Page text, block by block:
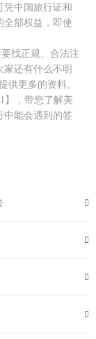
凭中国旅行证和
全部权益，即使
找正规、合法注
家还有什么不明
供更多的资料。
】，带您了解美
中能会遇到的签